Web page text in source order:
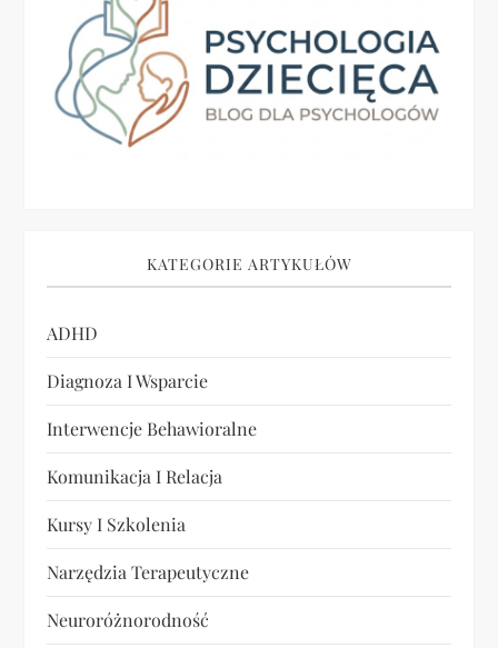
KATEGORIE ARTYKUŁÓW
ADHD
Diagnoza I Wsparcie
Interwencje Behawioralne
Komunikacja I Relacja
Kursy I Szkolenia
Narzędzia Terapeutyczne
Neuroróżnorodność